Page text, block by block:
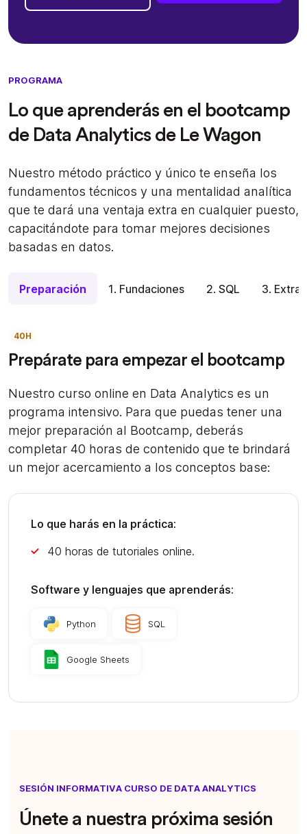
PROGRAMA
Lo que aprenderás en el bootcamp
de Data Analytics de Le Wagon
Nuestro método práctico y único te enseña los
fundamentos técnicos y una mentalidad analítica
que te dará una ventaja extra en cualquier puesto,
capacitándote para tomar mejores decisiones
basadas en datos.
Preparación 1. Fundaciones 2. SQL 3.
40H
Prepárate para empezar el bootcamp
Nuestro curso online en Data Analytics es un
programa intensivo. Para que puedas tener una
mejor preparación al Bootcamp, deberás
completar 40 horas de contenido que te brindará
un mejor acercamiento a los conceptos base:
Lo que harás en la práctica:
40 horas de tutoriales online.
Software y lenguajes que aprenderás:
Python SQL
Google Sheets
SESIÓN INFORMATIVA CURSO DE DATA ANALYTICS
Únete a nuestra próxima sesión